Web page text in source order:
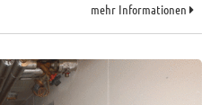
mehr Informationen